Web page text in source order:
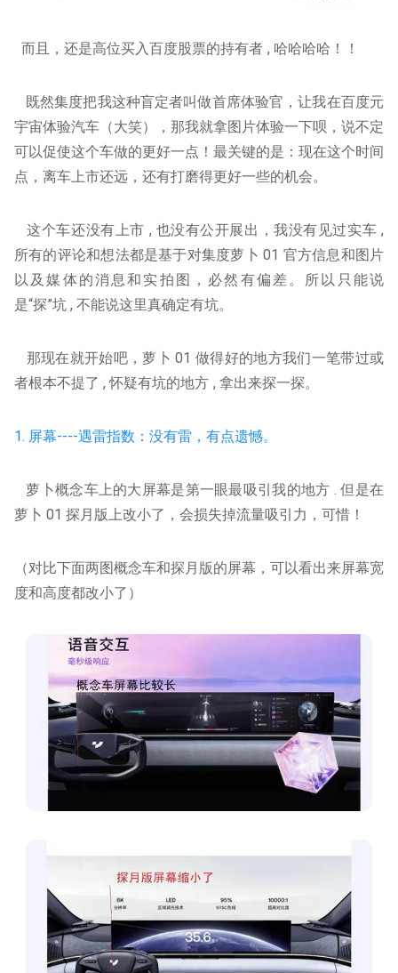
而且，还是高位买入百度股票的持有者 , 哈哈哈哈！！
既然集度把我这种盲定者叫做首席体验官，让我在百度元
宇宙体验汽车（大笑），那我就拿图片体验一下呗，说不定
可以促使这个车做的更好一点！最关键的是：现在这个时间
点，离车上市还远，还有打磨得更好一些的机会。
这个车还没有上市 , 也没有公开展出，我没有见过实车 ,
所有的评论和想法都是基于对集度萝卜 01 官方信息和图片
以及媒体的消息和实拍图，必然有偏差。所以只能说
是“探”坑 , 不能说这里真确定有坑。
那现在就开始吧，萝卜 01 做得好的地方我们一笔带过或
者根本不提了 , 怀疑有坑的地方 , 拿出来探一探。
1. 屏幕----遇雷指数：没有雷，有点遗憾。
萝卜概念车上的大屏幕是第一眼最吸引我的地方 . 但是在
萝卜 01 探月版上改小了，会损失掉流量吸引力，可惜！
（对比下面两图概念车和探月版的屏幕，可以看出来屏幕宽
度和高度都改小了）